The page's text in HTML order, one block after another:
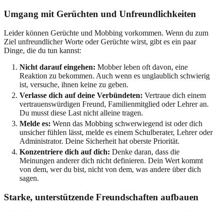
Umgang mit Gerüchten und Unfreundlichkeiten
Leider können Gerüchte und Mobbing vorkommen. Wenn du zum
Ziel unfreundlicher Worte oder Gerüchte wirst, gibt es ein paar
Dinge, die du tun kannst:
Nicht darauf eingehen: Mobber leben oft davon, eine
Reaktion zu bekommen. Auch wenn es unglaublich schwierig
ist, versuche, ihnen keine zu geben.
Verlasse dich auf deine Verbündeten: Vertraue dich einem
vertrauenswürdigen Freund, Familienmitglied oder Lehrer an.
Du musst diese Last nicht alleine tragen.
Melde es: Wenn das Mobbing schwerwiegend ist oder dich
unsicher fühlen lässt, melde es einem Schulberater, Lehrer oder
Administrator. Deine Sicherheit hat oberste Priorität.
Konzentriere dich auf dich: Denke daran, dass die
Meinungen anderer dich nicht definieren. Dein Wert kommt
von dem, wer du bist, nicht von dem, was andere über dich
sagen.
Starke, unterstützende Freundschaften aufbauen